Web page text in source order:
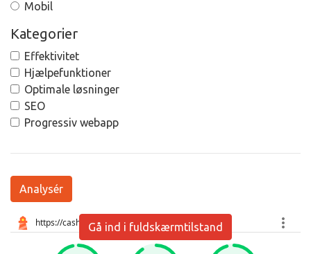
Mobil
Kategorier
Effektivitet
Hjælpefunktioner
Optimale løsninger
SEO
Progressiv webapp
Analysér
Gå ind i fuldskærmtilstand